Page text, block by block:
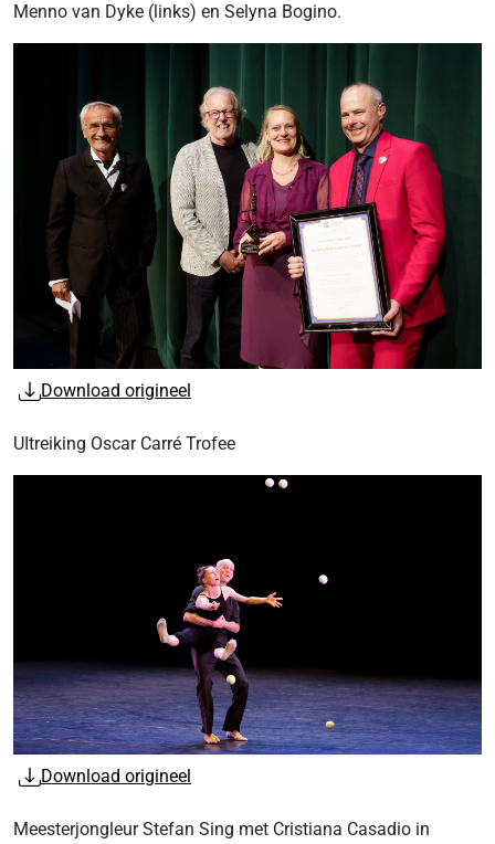
Menno van Dyke (links) en Selyna Bogino.
Download origineel
UItreiking Oscar Carré Trofee
Download origineel
Meesterjongleur Stefan Sing met Cristiana Casadio in